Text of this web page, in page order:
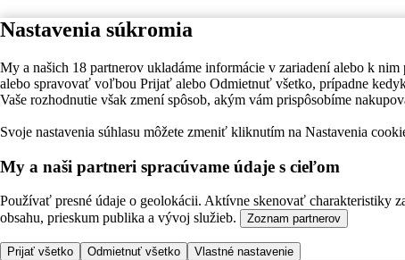
Nastavenia súkromia
My a našich 18 partnerov ukladáme informácie v zariadení alebo k
alebo spravovať voľbou Prijať alebo Odmietnuť všetko, prípadne
Vaše rozhodnutie však zmení spôsob, akým vám prispôsobíme
Svoje nastavenia súhlasu môžete zmeniť kliknutím na Nastavenia
My a naši partneri spracúvame údaje s cieľom
Používať presné údaje o geolokácii. Aktívne skenovať charakteristiky
obsahu, prieskum publika a vývoj služieb.
Zoznam partnerov
Prijať všetko Odmietnuť všetko Vlastné nastavenie